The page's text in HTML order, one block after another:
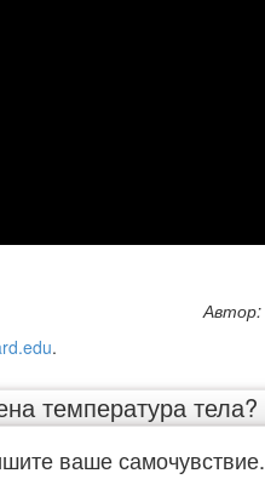
Автор:
.
температура тела?
ваше самочувствие.